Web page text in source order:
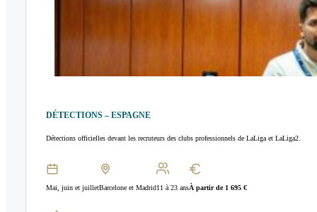
DÉTECTIONS – ESPAGNE
Détections officielles devant les recruteurs des clubs professionnels de LaLiga et LaLiga2.
Mai, juin et juilletBarcelone et Madrid11 à 23 ansÀ partir de 1 695 €